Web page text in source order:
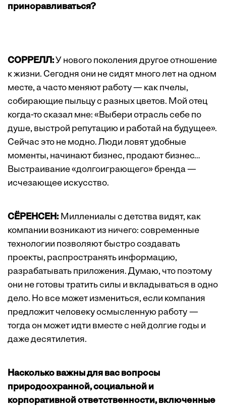
приноравливаться?
СОРРЕЛЛ:У нового поколения другое отношение
к жизни. Сегодня они не сидят много лет на одном
месте, а часто меняют работу — как пчелы,
собирающие пыльцу с разных цветов. Мой отец
когда-то сказал мне: «Выбери отрасль себе по
душе, выстрой репутацию и работай на будущее».
Сейчас это не модно. Люди ловят удобные
моменты, начинают бизнес, продают бизнес…
Выстраивание «долгоиграющего» бренда —
исчезающее искусство.
СЁРЕНСЕН:Миллениалы с детства видят, как
компании возникают из ничего: современные
технологии позволяют быстро создавать
проекты, распространять информацию,
разрабатывать приложения. Думаю, что поэтому
они не готовы тратить силы и вкладываться в одно
дело. Но все может измениться, если компания
предложит человеку осмысленную работу —
тогда он может идти вместе с ней долгие годы и
даже десятилетия.
Насколько важны для вас вопросы
природоохранной, социальной и
корпоративной ответственности, включенные